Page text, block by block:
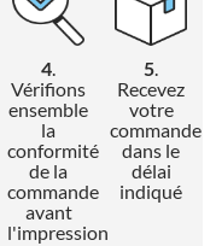
4.
Vérifions
ensemble
la
conformité
de la
commande
avant
l'impression
5.
Recevez
votre
commande
dans le
délai
indiqué